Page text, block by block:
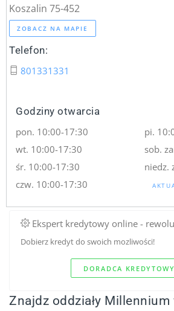
Koszalin 75-452
ZOBACZ NA MAPIE
Telefon:
801331331
Godziny otwarcia
pon. 10:00-17:30
wt. 10:00-17:30
śr. 10:00-17:30
czw. 10:00-17:30
pi.
sob.
niedz.
Ekspert kredytowy online -
Dobierz kredyt do swoich mozliwości!
DORADCA
Znajdz oddziały